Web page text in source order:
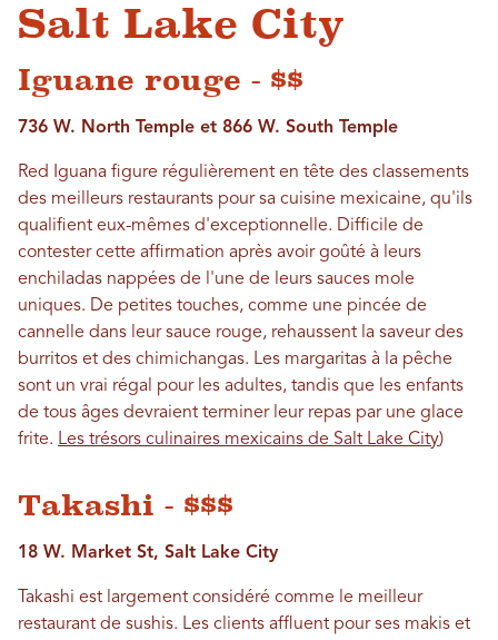
Salt Lake City
Iguane rouge - $$
736 W. North Temple et 866 W. South Temple
Red Iguana figure régulièrement en tête des classements
des meilleurs restaurants pour sa cuisine mexicaine, qu'ils
qualifient eux-mêmes d'exceptionnelle. Difficile de
contester cette affirmation après avoir goûté à leurs
enchiladas nappées de l'une de leurs sauces mole
uniques. De petites touches, comme une pincée de
cannelle dans leur sauce rouge, rehaussent la saveur des
burritos et des chimichangas. Les margaritas à la pêche
sont un vrai régal pour les adultes, tandis que les enfants
de tous âges devraient terminer leur repas par une glace
frite. Les trésors culinaires mexicains de Salt Lake City)
Takashi - $$$
18 W. Market St, Salt Lake City
Takashi est largement considéré comme le meilleur
restaurant de sushis. Les clients affluent pour ses makis et